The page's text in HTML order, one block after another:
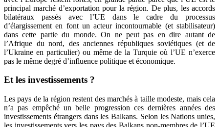
principal marché d’exportation pour la région. De plus, les accords
bilatéraux passés avec l’UE dans le cadre du processus
d’élargissement en font un acteur incontournable (et stabilisateur)
dans cette partie du monde. On ne peut pas en dire autant de
l’Afrique du nord, des anciennes républiques soviétiques (et de
l’Ukraine en particulier) ou même de la Turquie où l’UE n’exerce
pas le même degré d’influence politique et économique.
Et les investissements ?
Les pays de la région restent des marchés à taille modeste, mais cela
n’a pas empêché un belle progression ces dernières années des
investissements étrangers dans les Balkans. Selon les Nations unies,